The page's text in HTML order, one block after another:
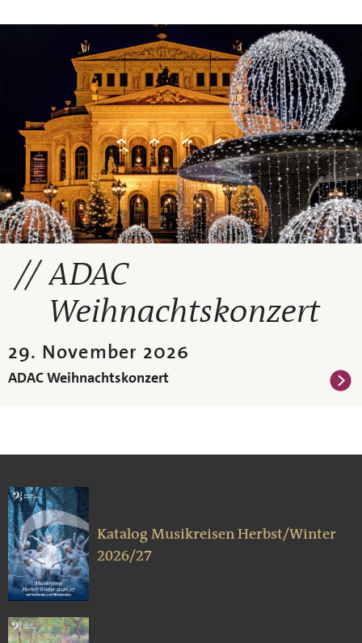
ADAC
Weihnachtskonzert
29. November 2026
ADAC Weihnachtskonzert
Katalog Musikreisen Herbst/Winter
2026/27